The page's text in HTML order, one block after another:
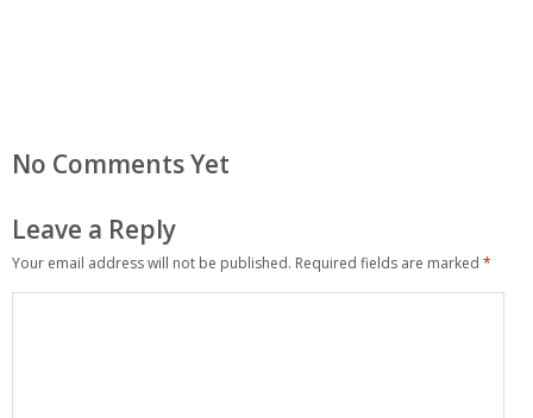
No Comments Yet
Leave a Reply
Your email address will not be published. Required fields are marked *